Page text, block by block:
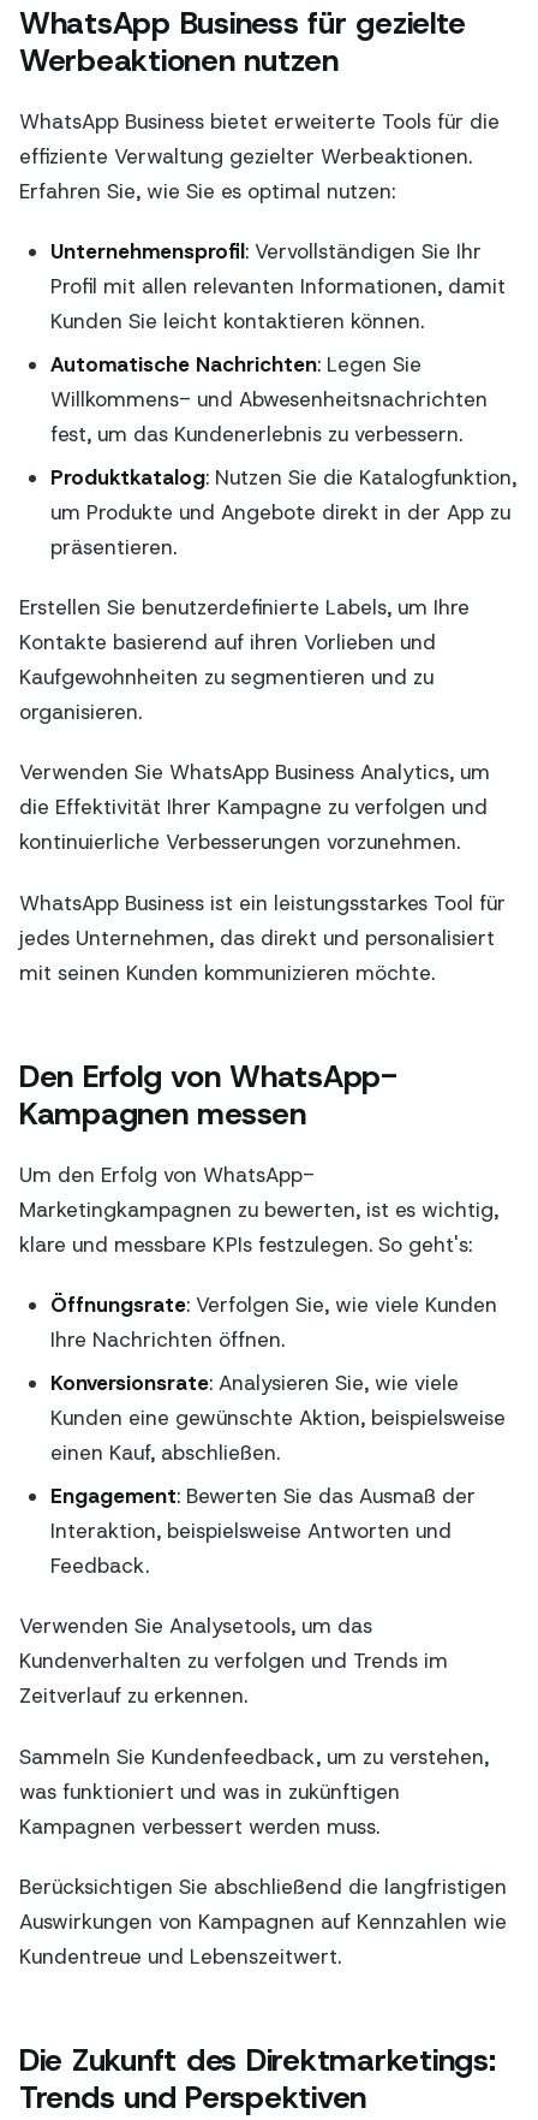
WhatsApp Business für gezielte
Werbeaktionen nutzen
WhatsApp Business bietet erweiterte Tools für die
effiziente Verwaltung gezielter Werbeaktionen.
Erfahren Sie, wie Sie es optimal nutzen:
Unternehmensprofil: Vervollständigen Sie Ihr
Profil mit allen relevanten Informationen, damit
Kunden Sie leicht kontaktieren können.
Automatische Nachrichten: Legen Sie
Willkommens- und Abwesenheitsnachrichten
fest, um das Kundenerlebnis zu verbessern.
Produktkatalog: Nutzen Sie die Katalogfunktion,
um Produkte und Angebote direkt in der App zu
präsentieren.
Erstellen Sie benutzerdefinierte Labels, um Ihre
Kontakte basierend auf ihren Vorlieben und
Kaufgewohnheiten zu segmentieren und zu
organisieren.
Verwenden Sie WhatsApp Business Analytics, um
die Effektivität Ihrer Kampagne zu verfolgen und
kontinuierliche Verbesserungen vorzunehmen.
WhatsApp Business ist ein leistungsstarkes Tool für
jedes Unternehmen, das direkt und personalisiert
mit seinen Kunden kommunizieren möchte.
Den Erfolg von WhatsApp-
Kampagnen messen
Um den Erfolg von WhatsApp-
Marketingkampagnen zu bewerten, ist es wichtig,
klare und messbare KPIs festzulegen. So geht's:
Öffnungsrate: Verfolgen Sie, wie viele Kunden
Ihre Nachrichten öffnen.
Konversionsrate: Analysieren Sie, wie viele
Kunden eine gewünschte Aktion, beispielsweise
einen Kauf, abschließen.
Engagement: Bewerten Sie das Ausmaß der
Interaktion, beispielsweise Antworten und
Feedback.
Verwenden Sie Analysetools, um das
Kundenverhalten zu verfolgen und Trends im
Zeitverlauf zu erkennen.
Sammeln Sie Kundenfeedback, um zu verstehen,
was funktioniert und was in zukünftigen
Kampagnen verbessert werden muss.
Berücksichtigen Sie abschließend die langfristigen
Auswirkungen von Kampagnen auf Kennzahlen wie
Kundentreue und Lebenszeitwert.
Die Zukunft des Direktmarketings:
Trends und Perspektiven